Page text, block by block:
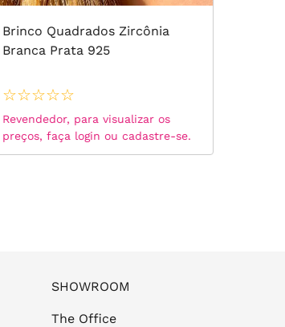
Brinco Quadrados Zircônia
Branca Prata 925
☆☆☆☆☆
Revendedor, para visualizar os
preços, faça login ou cadastre-se.
SHOWROOM
The Office